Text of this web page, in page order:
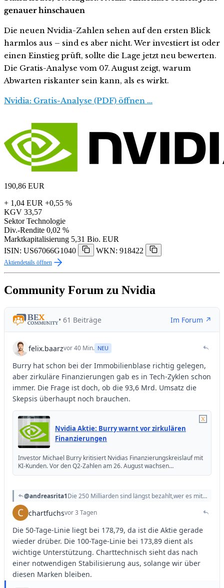
genauer hinschauen
Die neuen Nvidia-Zahlen sehen auf den ersten Blick
harmlos aus – sind es aber nicht. Wer investiert ist oder
einen Einstieg prüft, sollte die Lage jetzt neu bewerten.
Die Gratis-Analyse vom 07. August zeigt, warum
Abwarten riskanter sein kann, als es wirkt.
Nvidia: Gratis-Analyse (PDF) öffnen …
190,86 EUR
+ 1,04 EUR +0,55 %
KGV 33,57
Sektor Technologie
Div.-Rendite 0,02 %
Marktkapitalisierung 5,31 Bio. EUR
ISIN: US67066G1040
WKN: 918422
Aktiendetails öffnen
Community Forum zu Nvidia